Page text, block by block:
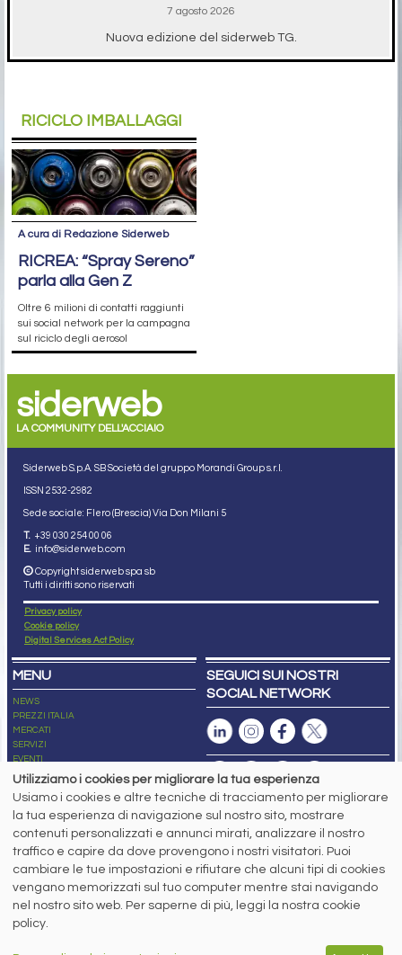
7 agosto 2026
Nuova edizione del siderweb TG.
RICICLO IMBALLAGGI
A cura di Redazione Siderweb
RICREA: “Spray Sereno”
parla alla Gen Z
Oltre 6 milioni di contatti raggiunti
sui social network per la campagna
sul riciclo degli aerosol
siderweb
LA COMMUNITY DELL'ACCIAIO
Siderweb S.p.A. SB Società del gruppo Morandi Group s.r.l.
ISSN 2532-2982
Sede sociale: Flero (Brescia) Via Don Milani 5
T. +39 030 254 00 06
E. info@siderweb.com
Copyright siderweb spa sb
Tutti i diritti sono riservati
Privacy policy
Cookie policy
Digital Services Act Policy
MENU
NEWS
PREZZI ITALIA
MERCATI
SERVIZI
EVENTI
ABBONAMENTI
NEWSLETTER
SEGUICI SUI NOSTRI
SOCIAL NETWORK
Capitale Sociale: 190.000€ interamente versato
Registro delle Imprese di Brescia
Codice Fiscale e Partita I.V.A.:IT03562320170
R.E.A. n. 419331
www.siderweb.com: Autorizzazione del Tribunale di Brescia n. 11/2004 del 17
marzo 2004, Iscrizione al R.O.C. n. 26116.
Direttrice Responsabile:
Elisa Bonomelli
Utilizziamo i cookies per migliorare la tua esperienza
Usiamo i cookies e altre tecniche di tracciamento per migliorare
la tua esperienza di navigazione sul nostro sito, mostrare
contenuti personalizzati e annunci mirati, analizzare il nostro
traffico e capire da dove provengono i nostri visitatori. Puoi
cambiare le tue impostazioni e rifiutare che alcuni tipi di cookies
vengano memorizzati sul tuo computer mentre stai navigando
nel nostro sito web. Per saperne di più, leggi la nostra cookie
policy.